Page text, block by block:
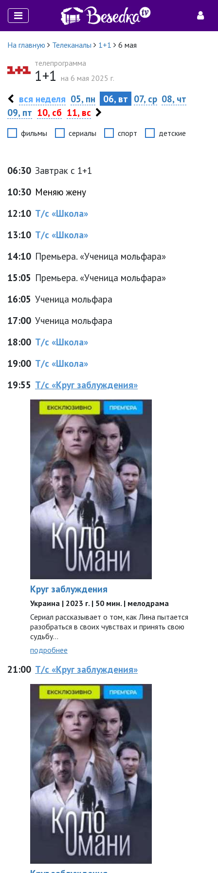
На главную Телеканалы 1+1
6 мая
телепрограмма
1+1 на 6 мая 2025 г.
вся неделя 05, пн 06, вт 07, ср 08, чт
09, пт 10, сб 11, вс
фильмы сериалы спорт детские
06:30 Завтрак с 1+1
10:30 Меняю жену
12:10 Т/с «Школа»
13:10 Т/с «Школа»
14:10 Премьера. «Ученица мольфара»
15:05 Премьера. «Ученица мольфара»
16:05 Ученица мольфара
17:00 Ученица мольфара
18:00 Т/с «Школа»
19:00 Т/с «Школа»
19:55 Т/с «Круг заблуждения»
Круг заблуждения
Украина | 2023 г. | 50 мин. | мелодрама
Сериал рассказывает о том, как Лина пытается
разобраться в своих чувствах и принять свою
судьбу…
подробнее
21:00 Т/с «Круг заблуждения»